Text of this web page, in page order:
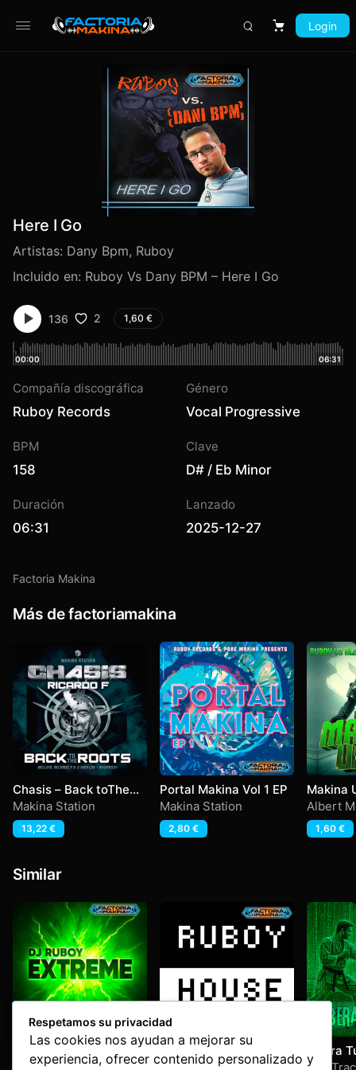
Carrito
Login
Here I Go
Artistas: Dany Bpm, Ruboy
Incluido en: Ruboy Vs Dany BPM – Here I Go
136 2 1,60 €
00:00 06:31
Compañía discográfica
Ruboy Records
Género
Vocal Progressive
BPM
158
Clave
D# / Eb Minor
Duración
06:31
Lanzado
2025-12-27
Factoria Makina
Más de factoriamakina
Chasis – Back toThe
Roots
Makina Station
13,22 €
Portal Makina Vol 1 EP
Makina Station
2,80 €
Makina
Albert
1,60 €
Similar
Ruboy
Ruboy – Housetime
Ruboy
Libera
Edu
Respetamos su privacidad
Las cookies nos ayudan a mejorar su
experiencia, ofrecer contenido personalizado y